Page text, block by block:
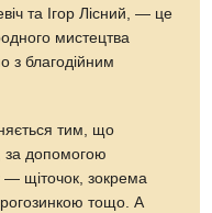
та Ігор Лісний, — це
мистецтва
з благодійним
тим, що
за допомогою
— щіточок, зокрема
тощо. А